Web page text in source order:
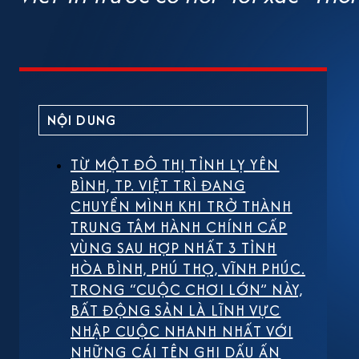
trung tâm hành chính được đặt
lớn của giới chuyên gia quy
Việt Trì vốn yên bình, nay được
lược của vùng trung du phía
sẽ đồng loạt nâng cấp. Định vị
nghĩa với việc xuất hiện một
tạo ra nhu cầu lớn về nhà ở,
bối cảnh đó, bất động sản trở
nơi đây đang sở hữu những
NỘI DUNG
TỪ MỘT ĐÔ THỊ TỈNH LỴ YÊN
BÌNH, TP. VIỆT TRÌ ĐANG
CHUYỂN MÌNH KHI TRỞ THÀNH
TRUNG TÂM HÀNH CHÍNH CẤP
VÙNG SAU HỢP NHẤT 3 TỈNH
HÒA BÌNH, PHÚ THỌ, VĨNH PHÚC.
TRONG “CUỘC CHƠI LỚN” NÀY,
BẤT ĐỘNG SẢN LÀ LĨNH VỰC
NHẬP CUỘC NHANH NHẤT VỚI
NHỮNG CÁI TÊN GHI DẤU ẤN